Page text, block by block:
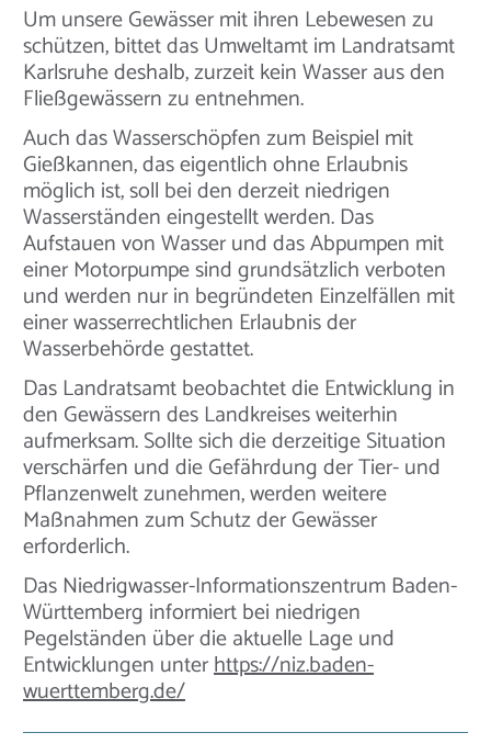
Um unsere Gewässer mit ihren Lebewesen zu
schützen, bittet das Umweltamt im Landratsamt
Karlsruhe deshalb, zurzeit kein Wasser aus den
Fließgewässern zu entnehmen.
Auch das Wasserschöpfen zum Beispiel mit
Gießkannen, das eigentlich ohne Erlaubnis
möglich ist, soll bei den derzeit niedrigen
Wasserständen eingestellt werden. Das
Aufstauen von Wasser und das Abpumpen mit
einer Motorpumpe sind grundsätzlich verboten
und werden nur in begründeten Einzelfällen mit
einer wasserrechtlichen Erlaubnis der
Wasserbehörde gestattet.
Das Landratsamt beobachtet die Entwicklung in
den Gewässern des Landkreises weiterhin
aufmerksam. Sollte sich die derzeitige Situation
verschärfen und die Gefährdung der Tier- und
Pflanzenwelt zunehmen, werden weitere
Maßnahmen zum Schutz der Gewässer
erforderlich.
Das Niedrigwasser-Informationszentrum Baden-
Württemberg informiert bei niedrigen
Pegelständen über die aktuelle Lage und
Entwicklungen unterhttps://niz.baden-
wuerttemberg.de/